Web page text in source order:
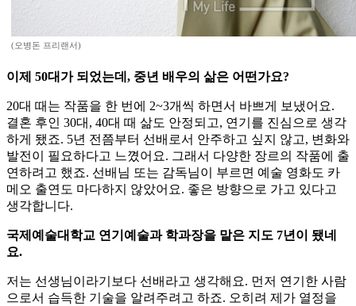
(오병돈 프리랜서)
이제 50대가 되었는데, 중년 배우의 삶은 어떤가요?
20대 때는 작품을 한 번에 2~3개씩 하면서 바쁘게 보냈어요.
결혼 후인 30대, 40대 때 삶도 안정되고, 연기를 진심으로 생각
하게 됐죠. 5년 전쯤부터 선배로서 안주하고 싶지 않고, 변화와
발전이 필요하다고 느꼈어요. 그래서 다양한 장르의 작품에 출
연하려고 했죠. 선배님 또는 감독님이 부르면 예술 영화도 카
메오 출연도 마다하지 않았어요. 좋은 방향으로 가고 있다고
생각합니다.
국제예술대학교 연기예술과 학과장을 맡은 지도 7년이 됐네
요.
저는 선생님이라기보다 선배라고 생각해요. 먼저 연기한 사람
으로서 습득한 기술을 알려주려고 하죠. 오히려 제가 열정을